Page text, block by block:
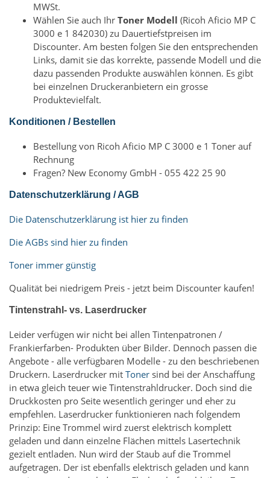
MWSt.
Wählen Sie auch Ihr Toner Modell (Ricoh Aficio MP C
3000 e 1 842030) zu Dauertiefstpreisen im
Discounter. Am besten folgen Sie den entsprechenden
Links, damit sie das korrekte, passende Modell und die
dazu passenden Produkte auswählen können. Es gibt
bei einzelnen Druckeranbietern ein grosse
Produktevielfalt.
Konditionen / Bestellen
Bestellung von Ricoh Aficio MP C 3000 e 1 Toner auf
Rechnung
Fragen? New Economy GmbH - 055 422 25 90
Datenschutzerklärung / AGB
Die Datenschutzerklärung ist hier zu finden
Die AGBs sind hier zu finden
Toner immer günstig
Qualität bei niedrigem Preis - jetzt beim Discounter kaufen!
Tintenstrahl- vs. Laserdrucker
Leider verfügen wir nicht bei allen Tintenpatronen /
Frankierfarben- Produkten über Bilder. Dennoch passen die
Angebote - alle verfügbaren Modelle - zu den beschriebenen
Druckern. Laserdrucker mit Toner sind bei der Anschaffung
in etwa gleich teuer wie Tintenstrahldrucker. Doch sind die
Druckkosten pro Seite wesentlich geringer und eher zu
empfehlen. Laserdrucker funktionieren nach folgendem
Prinzip: Eine Trommel wird zuerst elektrisch komplett
geladen und dann einzelne Flächen mittels Lasertechnik
gezielt entladen. Nun wird der Staub auf die Trommel
aufgetragen. Der ist ebenfalls elektrisch geladen und kann